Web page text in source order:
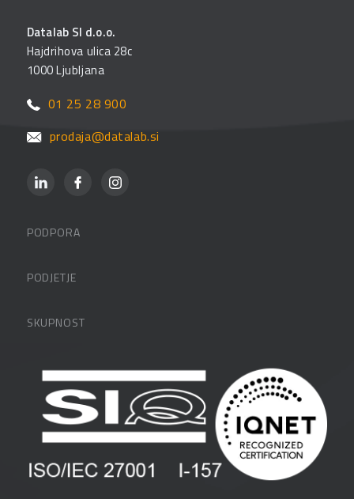
Datalab SI d.o.o.
Hajdrihova ulica 28c
1000 Ljubljana
01 25 28 900
prodaja@datalab.si
PODPORA
FAQ – pogosta vprašanja
PODJETJE
Zaposlitev
Vlagatelji
Pogoji in pogodbe
SKUPNOST
Blog
Spletni seminarji